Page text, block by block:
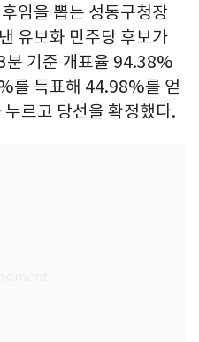
임을 뽑는 성동구청장
유보화 민주당 후보가
분 기준 개표율 94.38%
를 득표해 44.98%를 얻
르고 당선을 확정했다.